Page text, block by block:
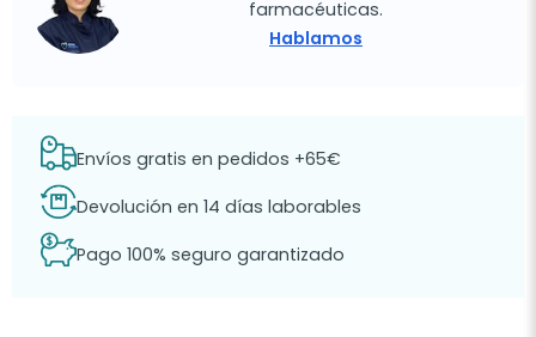
farmacéuticas.
Hablamos
Envíos gratis en pedidos +65€
Devolución en 14 días laborables
Pago 100% seguro garantizado